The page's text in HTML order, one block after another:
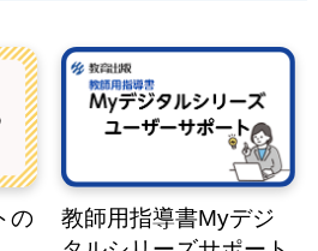
の
教師用指導書Myデジ